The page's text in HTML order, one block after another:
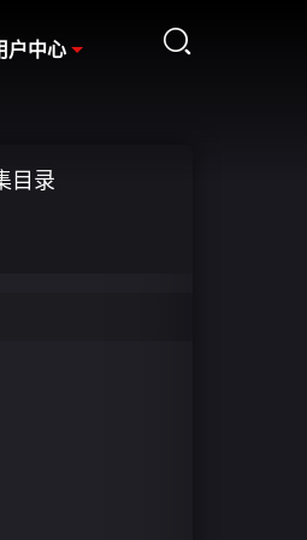

户中心
目录